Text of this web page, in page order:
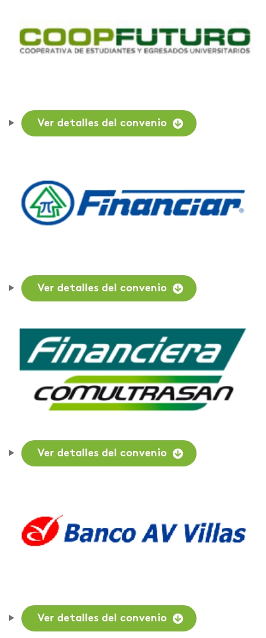
Ver detalles del convenio
Ver detalles del convenio
Ver detalles del convenio
Ver detalles del convenio